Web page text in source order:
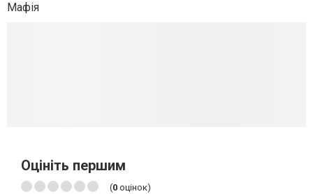
Мафія
Оцініть першим
(0 оцінок)